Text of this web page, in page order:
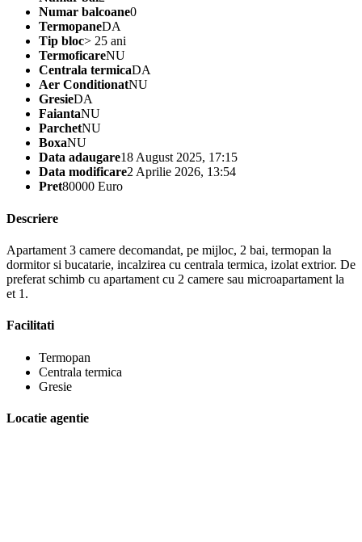
Numar balcoane0
TermopaneDA
Tip bloc> 25 ani
TermoficareNU
Centrala termicaDA
Aer ConditionatNU
GresieDA
FaiantaNU
ParchetNU
BoxaNU
Data adaugare18 August 2025, 17:15
Data modificare2 Aprilie 2026, 13:54
Pret80000 Euro
Descriere
Apartament 3 camere decomandat, pe mijloc, 2 bai, termopan la
dormitor si bucatarie, incalzirea cu centrala termica, izolat extrior. De
preferat schimb cu apartament cu 2 camere sau microapartament la
et 1.
Facilitati
Termopan
Centrala termica
Gresie
Locatie agentie